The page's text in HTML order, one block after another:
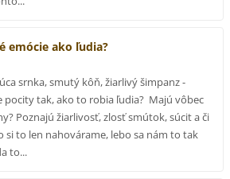
emócie ako ľudia?
srnka, smutý kôň, žiarlivý šimpanz -
pocity tak, ako to robia ľudia? Majú vôbec
Poznajú žiarlivosť, zlosť smútok, súcit a či
si to len nahovárame, lebo sa nám to tak
to...